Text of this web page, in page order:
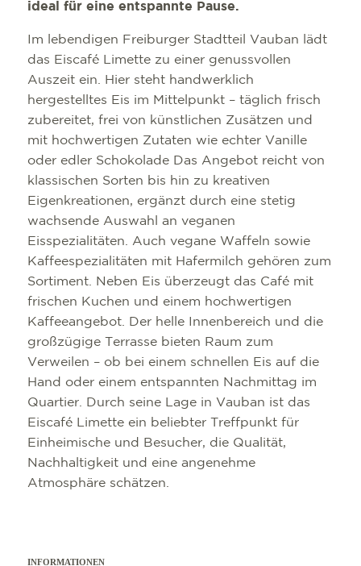
ideal für eine entspannte Pause.
Im lebendigen Freiburger Stadtteil Vauban lädt
das Eiscafé Limette zu einer genussvollen
Auszeit ein. Hier steht handwerklich
hergestelltes Eis im Mittelpunkt – täglich frisch
zubereitet, frei von künstlichen Zusätzen und
mit hochwertigen Zutaten wie echter Vanille
oder edler Schokolade Das Angebot reicht von
klassischen Sorten bis hin zu kreativen
Eigenkreationen, ergänzt durch eine stetig
wachsende Auswahl an veganen
Eisspezialitäten. Auch vegane Waffeln sowie
Kaffeespezialitäten mit Hafermilch gehören zum
Sortiment. Neben Eis überzeugt das Café mit
frischen Kuchen und einem hochwertigen
Kaffeeangebot. Der helle Innenbereich und die
großzügige Terrasse bieten Raum zum
Verweilen – ob bei einem schnellen Eis auf die
Hand oder einem entspannten Nachmittag im
Quartier. Durch seine Lage in Vauban ist das
Eiscafé Limette ein beliebter Treffpunkt für
Einheimische und Besucher, die Qualität,
Nachhaltigkeit und eine angenehme
Atmosphäre schätzen.
INFORMATIONEN